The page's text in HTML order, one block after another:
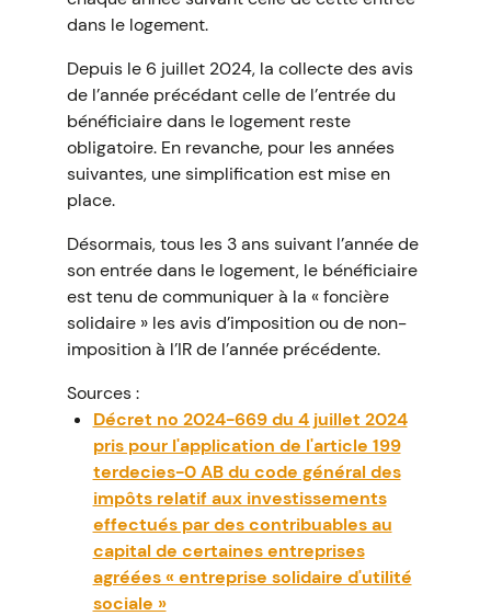
dans le logement.
Depuis le 6 juillet 2024, la collecte des avis
de l’année précédant celle de l’entrée du
bénéficiaire dans le logement reste
obligatoire. En revanche, pour les années
suivantes, une simplification est mise en
place.
Désormais, tous les 3 ans suivant l’année de
son entrée dans le logement, le bénéficiaire
est tenu de communiquer à la « foncière
solidaire » les avis d’imposition ou de non-
imposition à l’IR de l’année précédente.
Sources :
Décret no 2024-669 du 4 juillet 2024
pris pour l'application de l'article 199
terdecies-0 AB du code général des
impôts relatif aux investissements
effectués par des contribuables au
capital de certaines entreprises
agréées « entreprise solidaire d'utilité
sociale »